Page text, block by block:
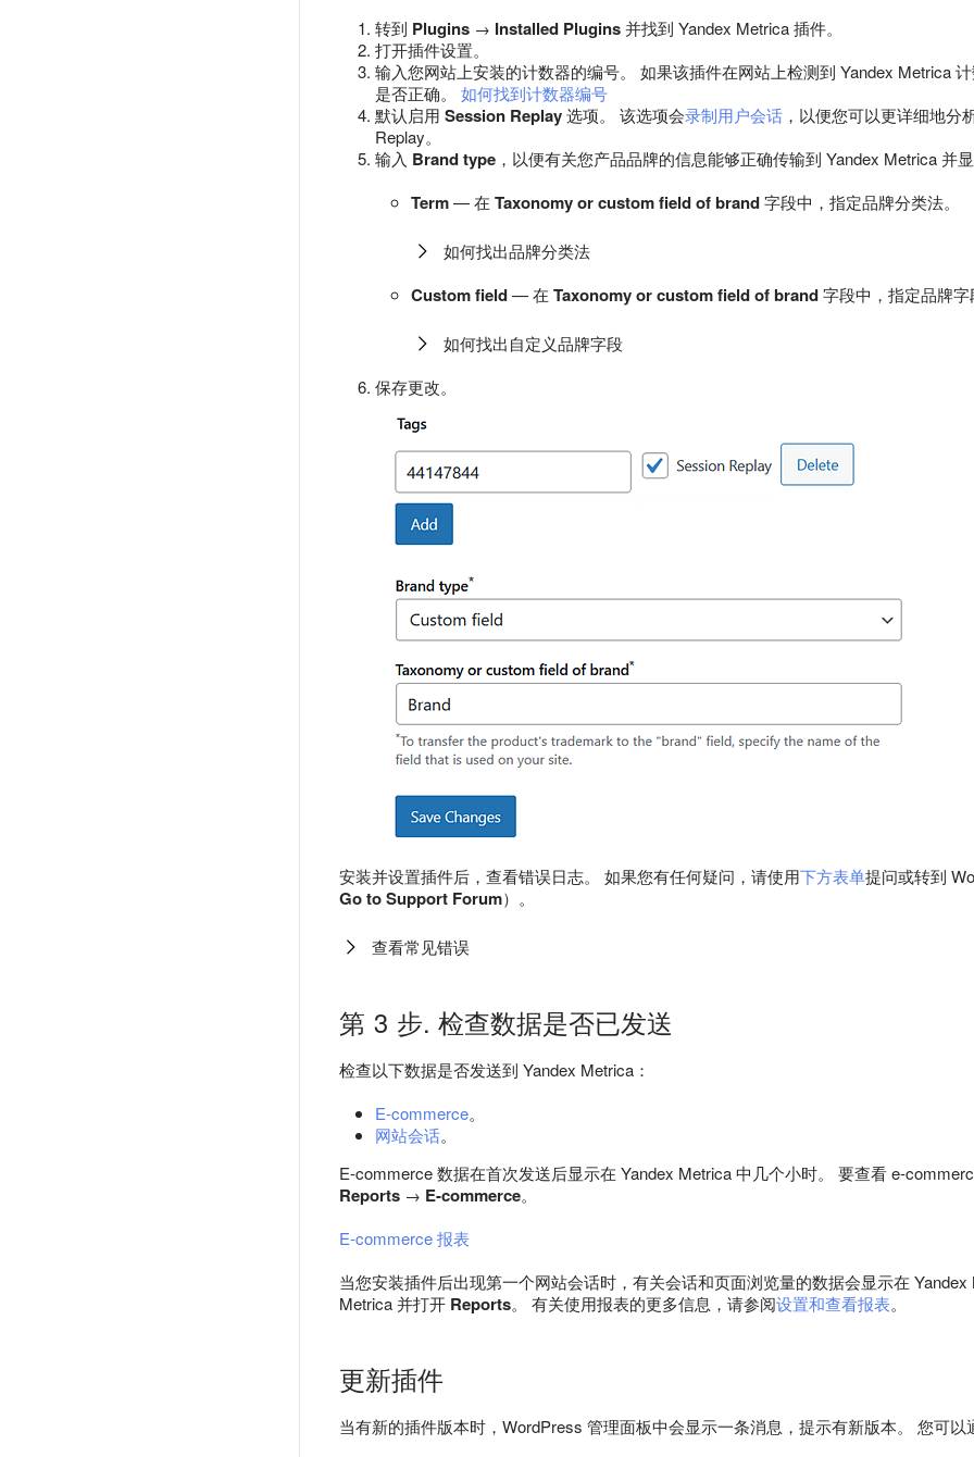
转到 Plugins → Installed Plugins并找到 Yandex Metrica 插件。
打开插件设置。
输入您网站上安装的计数器的编号。 如果该插件在网站上检测到 Yandex Metrica
是否正确。 如何找到计数器编号
默认启用 Session Replay选项。 该选项会录制用户会话 ，以便您可以更详细地分
Replay。
输入 Brand type ，以便有关您产品品牌的信息能够正确传输到 Yandex Metrica 并显
Term— 在 Taxonomy or custom field of brand字段中，指定品牌分类法。
如何找出品牌分类法
Custom field— 在 Taxonomy or custom field of brand字段中，指定品牌字
如何找出自定义品牌字段
保存更改。
安装并设置插件后，查看错误日志。 如果您有任何疑问，请使用下方表单提问或转到
Go to Support Forum）。
查看常见错误
第 3 步. 检查数据是否已发送
检查以下数据是否发送到 Yandex Metrica：
E-commerce。
网站会话。
E-commerce 数据在首次发送后显示在 Yandex Metrica 中几个小时。 要查看 e-
Reports → E-commerce。
E-commerce 报表
当您安装插件后出现第一个网站会话时，有关会话和页面浏览量的数据会显示在
Metrica 并打开 Reports。 有关使用报表的更多信息，请参阅设置和查看报表。
更新插件
当有新的插件版本时，WordPress 管理面板中会显示一条消息，提示有新版本。 您可以